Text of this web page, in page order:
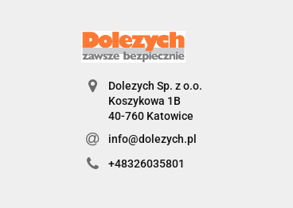
Dolezych Sp. z o.o.
Koszykowa 1B
40-760 Katowice
info@dolezych.pl
+48326035801